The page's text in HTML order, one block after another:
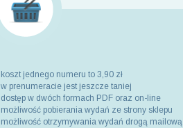
koszt jednego numeru to 3,90 zł
w prenumeracie jest jeszcze taniej
dostęp w dwóch formach PDF oraz on-line
możliwość pobierania wydań ze strony sklepu
możliwość otrzymywania wydań drogą mailową